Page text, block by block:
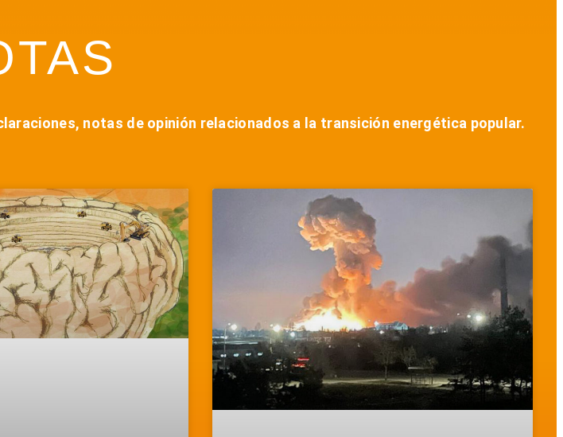
notas de opinión relacionados a la transición energética popular.